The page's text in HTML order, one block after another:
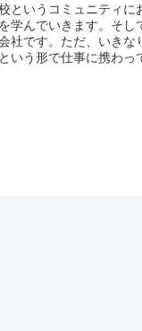
というコミュニティに
学んでいきます。そし
社です。ただ、いきな
いう形で仕事に携わっ